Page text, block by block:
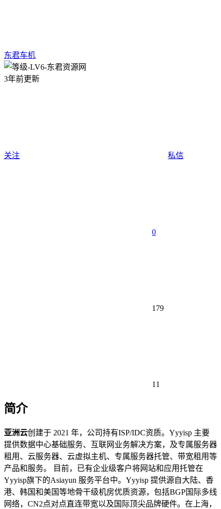
东君车机
3年前更新
关注 私信
0
179
11
简介
亚洲云创建于 2021 年，公司持有ISP/IDC资质。Yyyisp 主要
提供数据中心基础服务、互联网业务解决方案，及专属服务器
租用、云服务器、云虚拟主机、专属服务器托管、带宽租用等
产品和服务。 目前，已有企业级客户将网站和应用托管在
Yyyisp旗下的Asiayun 服务平台中。Yyyisp 提供源自大陆、香
港、韩国和美国等地骨干级机房优质资源，包括BGP国际多线
网络，CN2点对点直连带宽以及国际顶尖品牌硬件。在上海，